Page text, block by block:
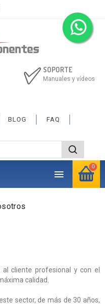
0
SOPORTE
Manuales y vídeos
BLOG
FAQ

cliente profesional y con el
calidad.
sector, de más de 30 años,